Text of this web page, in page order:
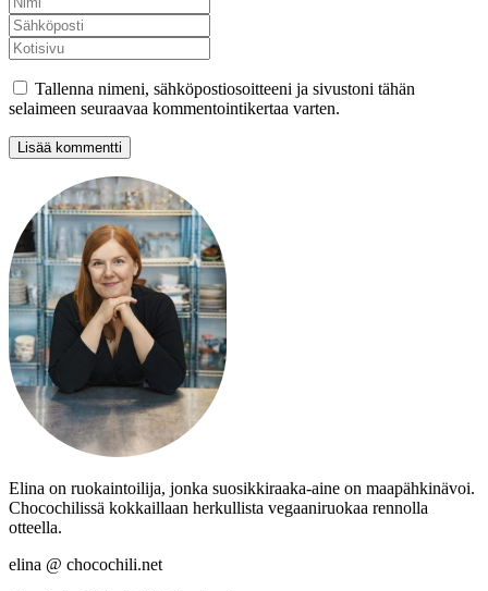
Tallenna nimeni, sähköpostiosoitteeni ja sivustoni tähän
selaimeen seuraavaa kommentointikertaa varten.
Elina on ruokaintoilija, jonka suosikkiraaka-aine on maapähkinävoi.
Chocochilissä kokkaillaan herkullista vegaaniruokaa rennolla
otteella.
elina @ chocochili.net